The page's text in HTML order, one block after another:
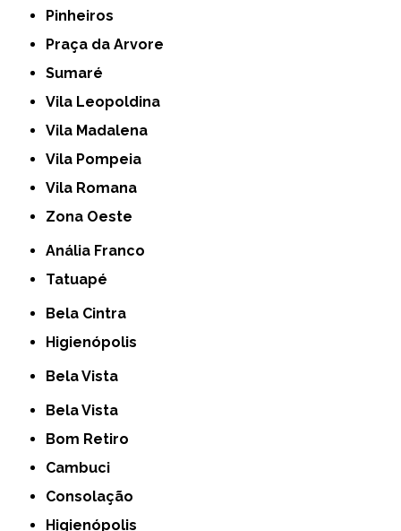
Pinheiros
Praça da Arvore
Sumaré
Vila Leopoldina
Vila Madalena
Vila Pompeia
Vila Romana
Zona Oeste
Anália Franco
Tatuapé
Bela Cintra
Higienópolis
Bela Vista
Bela Vista
Bom Retiro
Cambuci
Consolação
Higienópolis